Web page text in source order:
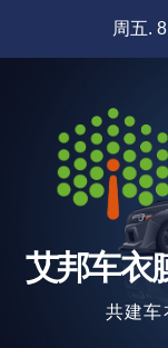
周五.
艾邦车衣
共建车